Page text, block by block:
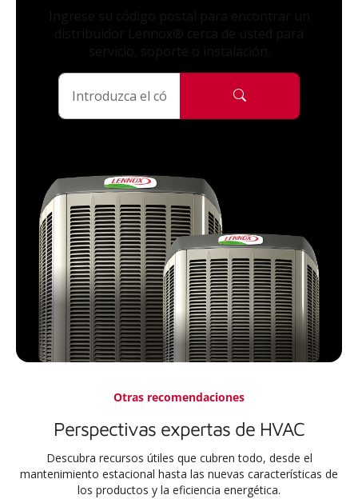
Otras recomendaciones
Perspectivas expertas de HVAC
Descubra recursos útiles que cubren todo, desde el
mantenimiento estacional hasta las nuevas características de
los productos y la eficiencia energética.